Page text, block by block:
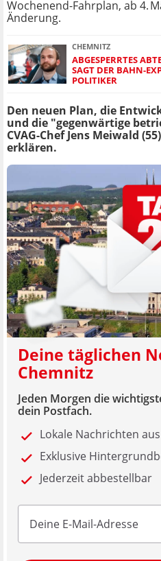
Wochenend-Fahrplan, ab 4.
Änderung.
CHEMNITZ
ABGESPERRTES
SAGT DER BAHN-
POLITIKER
Den neuen Plan, die
und die "gegenwärtige
CVAG-Chef Jens Meiwald
erklären.
Deine täglichen
Chemnitz
Jeden Morgen die
dein Postfach.
Lokale Nachrichten
Exklusive
Jederzeit abbestellbar